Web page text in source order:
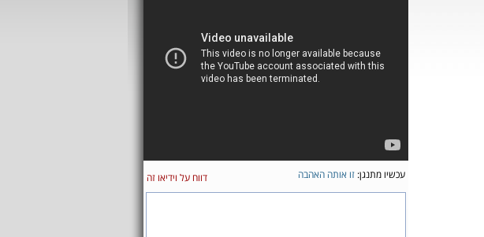
עכשיו מתנגן: זו אותה האהבה דווח על וידיאו זה